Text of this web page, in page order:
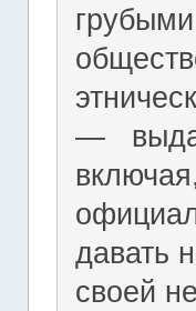
―
давать
своей